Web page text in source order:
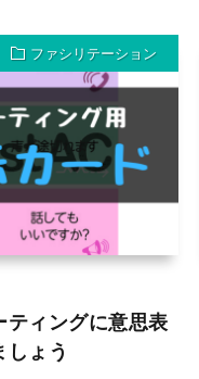
ファシリテーション
ティングに意思表
ょう